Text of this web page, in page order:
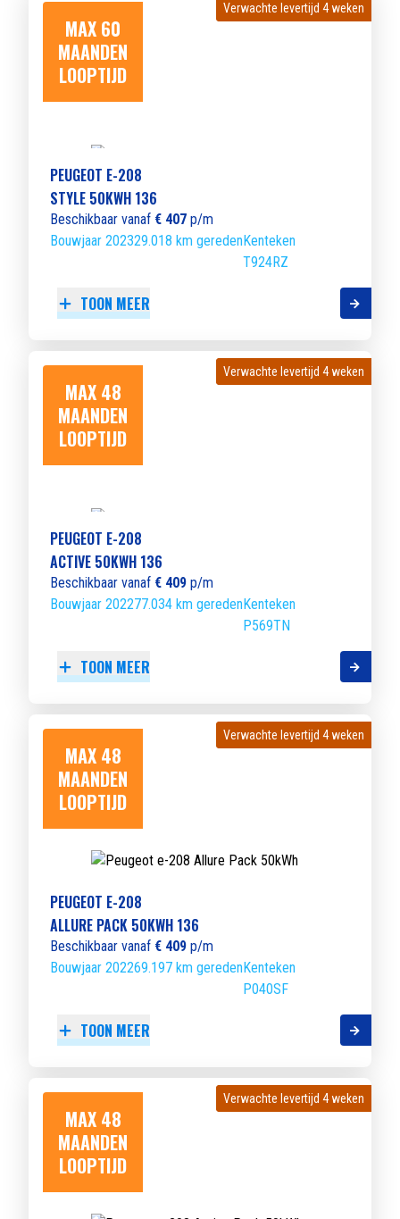
MAX 60
MAANDEN
LOOPTIJD
Verwachte levertijd 4 weken
Verwachte levertijd 4 weken
PEUGEOT E-208
STYLE 50KWH 136
Beschikbaar vanaf € 407 p/m
Bouwjaar 202329.018 km geredenKenteken
T924RZ
TOON MEER
MAX 48
MAANDEN
LOOPTIJD
Verwachte levertijd 4 weken
Verwachte levertijd 4 weken
PEUGEOT E-208
ACTIVE 50KWH 136
Beschikbaar vanaf € 409 p/m
Bouwjaar 202277.034 km geredenKenteken
P569TN
TOON MEER
MAX 48
MAANDEN
LOOPTIJD
Verwachte levertijd 4 weken
Verwachte levertijd 4 weken
PEUGEOT E-208
ALLURE PACK 50KWH 136
Beschikbaar vanaf € 409 p/m
Bouwjaar 202269.197 km geredenKenteken
P040SF
TOON MEER
MAX 48
MAANDEN
LOOPTIJD
Verwachte levertijd 4 weken
Verwachte levertijd 4 weken